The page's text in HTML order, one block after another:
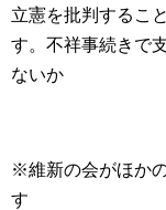
立憲を批判するこ
す。不祥事続きで
ないか
※維新の会がほか
す